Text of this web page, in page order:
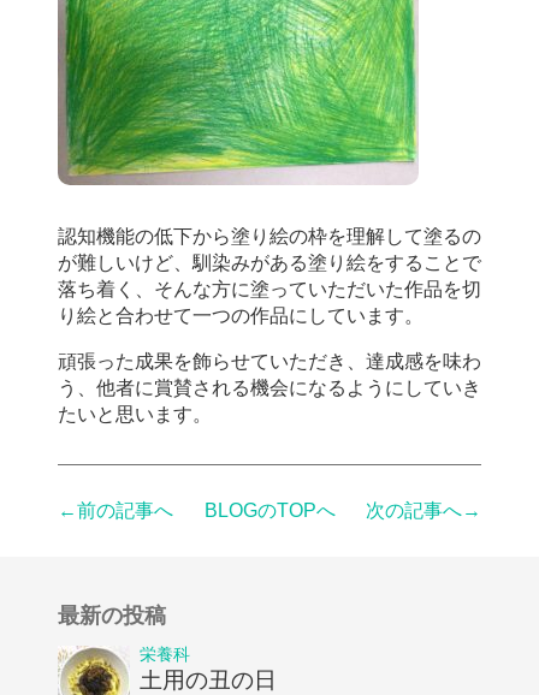
最新の投稿
栄養科
土用の丑の日
認知機能の低下から塗り絵の枠を理解して塗るの
が難しいけど、馴染みがある塗り絵をすることで
落ち着く、そんな方に塗っていただいた作品を切
り絵と合わせて一つの作品にしています。
頑張った成果を飾らせていただき、達成感を味わ
う、他者に賞賛される機会になるようにしていき
たいと思います。
←前の記事へ BLOGのTOPへ 次の記事へ→